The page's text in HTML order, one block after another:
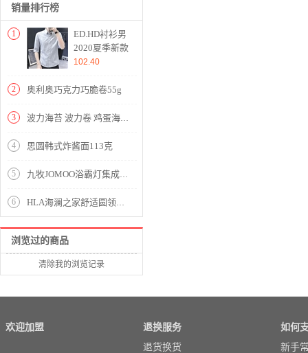
销量排行榜
1
ED.HD衬衫男
2020夏季新款
短袖衬衫男士
尚休闲韩版男
6028浅灰色
102.40
2 奥利奥巧克力巧脆卷55g
3 波力海苔 波力卷 鸡蛋海苔味蛋卷 休闲零食 早餐饼干288克
4 思圆韩式炸酱面113克
5 九牧JOMOO浴霸灯集成吊顶排气扇照明一体暖风机浴室卫生间取暖风暖浴霸JD002 ZMD不包安装 JD022
6 HLA海澜之家舒适圆领毛衣男柔软简约长袖针织衫HNZAD3R066A 粉红67 185/100A/XXL
浏览过的商品
清除我的浏览记录
欢迎加盟
退换服务
退货换货
如何
新手